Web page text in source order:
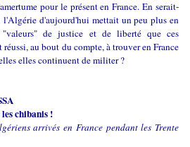
pour le présent en France. En serait-
l'Algérie d'aujourd'hui mettait un peu plus en
"valeurs" de justice et de liberté que ces
réussi, au bout du compte, à trouver en France
elles continuent de militer ?
chibanis !
arrivés en France pendant les Trente